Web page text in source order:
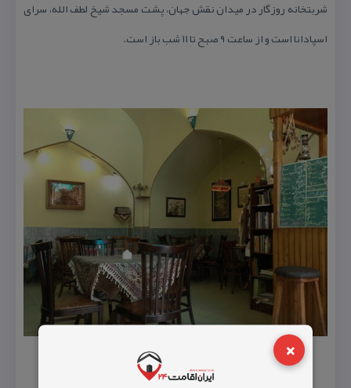
×
شربتخانه روزگار در میدان نقش جهان، پشت مسجد شیخ لطف الله، سرای
اسپادانا است و از ساعت ۹ صبح تا ۱۱ شب باز است.